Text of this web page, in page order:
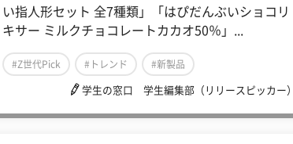
い指人形セット 全7種類」「はぴだんぶいショコリ
キサー ミルクチョコレートカカオ50％」...
#Z世代Pick #トレンド #新製品
学生の窓口 学生編集部（リリースピッカー）